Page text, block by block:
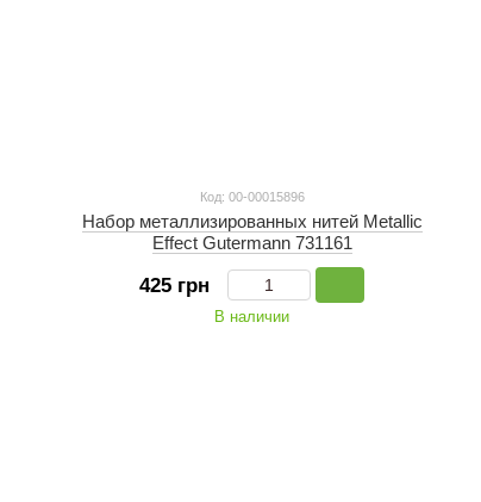
Код: 00-00015896
Набор металлизированных нитей Metallic
Effect Gutermann 731161
425 грн
В наличии